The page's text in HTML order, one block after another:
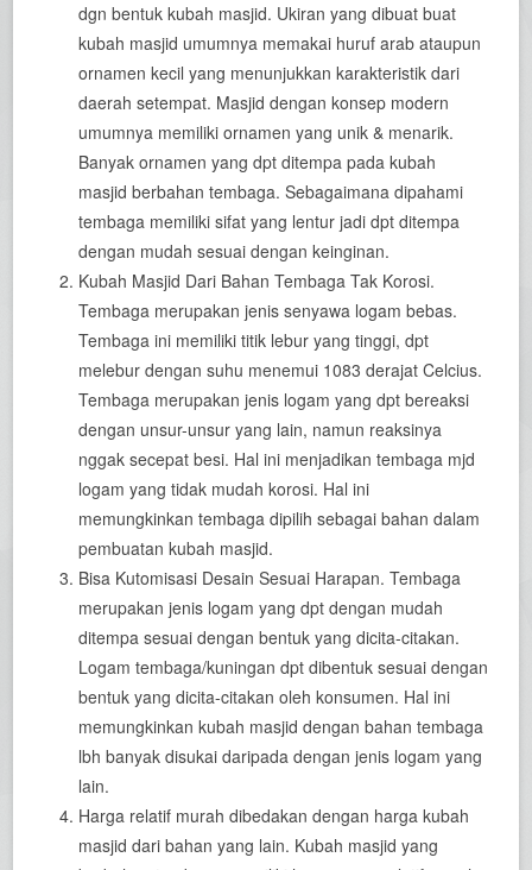
dgn bentuk kubah masjid. Ukiran yang dibuat buat
kubah masjid umumnya memakai huruf arab ataupun
ornamen kecil yang menunjukkan karakteristik dari
daerah setempat. Masjid dengan konsep modern
umumnya memiliki ornamen yang unik & menarik.
Banyak ornamen yang dpt ditempa pada kubah
masjid berbahan tembaga. Sebagaimana dipahami
tembaga memiliki sifat yang lentur jadi dpt ditempa
dengan mudah sesuai dengan keinginan.
Kubah Masjid Dari Bahan Tembaga Tak Korosi.
Tembaga merupakan jenis senyawa logam bebas.
Tembaga ini memiliki titik lebur yang tinggi, dpt
melebur dengan suhu menemui 1083 derajat Celcius.
Tembaga merupakan jenis logam yang dpt bereaksi
dengan unsur-unsur yang lain, namun reaksinya
nggak secepat besi. Hal ini menjadikan tembaga mjd
logam yang tidak mudah korosi. Hal ini
memungkinkan tembaga dipilih sebagai bahan dalam
pembuatan kubah masjid.
Bisa Kutomisasi Desain Sesuai Harapan. Tembaga
merupakan jenis logam yang dpt dengan mudah
ditempa sesuai dengan bentuk yang dicita-citakan.
Logam tembaga/kuningan dpt dibentuk sesuai dengan
bentuk yang dicita-citakan oleh konsumen. Hal ini
memungkinkan kubah masjid dengan bahan tembaga
lbh banyak disukai daripada dengan jenis logam yang
lain.
Harga relatif murah dibedakan dengan harga kubah
masjid dari bahan yang lain. Kubah masjid yang